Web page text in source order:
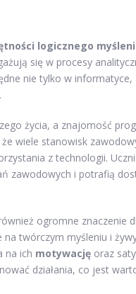
logicznego
się w procesy
nie tylko w
życia, a znajomość
wiele stanowisk
z technologii.
zawodowych i potrafią
ogromne znaczenie
twórczym myśleniu i
na ich motywację oraz
działania, co jest